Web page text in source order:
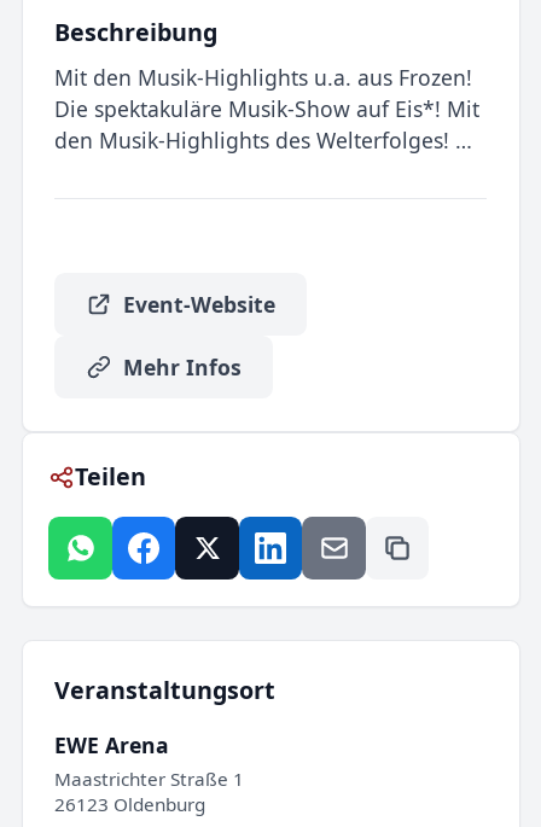
Beschreibung
Mit den Musik-Highlights u.a. aus Frozen!
Die spektakuläre Musik-Show auf Eis*! Mit
den Musik-Highlights des Welterfolges! …
Event-Website
Mehr Infos
Teilen
Veranstaltungsort
EWE Arena
Maastrichter Straße 1
26123 Oldenburg